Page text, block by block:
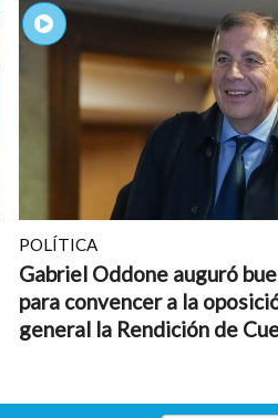
POLÍTICA
Gabriel Oddone auguró
para convencer a la
general la Rendición de